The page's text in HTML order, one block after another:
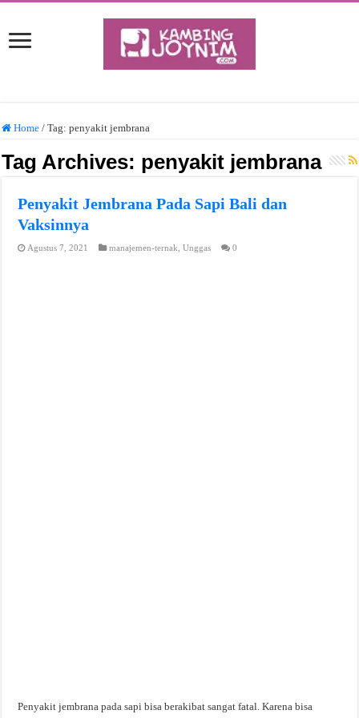
Home / Tag:penyakit jembrana
Tag Archives: penyakit jembrana
Penyakit Jembrana Pada Sapi Bali dan
Vaksinnya
Agustus 7, 2021 manajemen-ternak ,Unggas 0
Penyakit jembrana pada sapi bisa berakibat sangat fatal. Karena bisa